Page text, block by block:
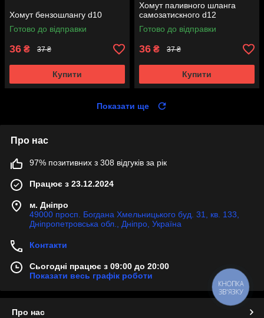
Хомут бензошлангу d10
Готово до відправки
36 ₴ 37 ₴
Купити
Хомут паливного шланга
самозатискного d12
Готово до відправки
36 ₴ 37 ₴
Купити
Показати ще
Про нас
97% позитивних з 308 відгуків за рік
Працює з 23.12.2024
м. Дніпро
49000 просп. Богдана Хмельницького буд. 31, кв. 133,
Дніпропетровська обл., Дніпро, Україна
Контакти
Сьогодні працює з 09:00 до 20:00
Показати весь графік роботи
Про нас
КНОПКА
ЗВ'ЯЗКУ